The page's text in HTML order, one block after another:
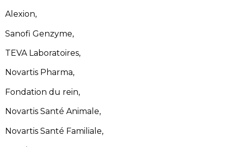
Alexion,
Sanofi Genzyme,
TEVA Laboratoires,
Novartis Pharma,
Fondation du rein,
Novartis Santé Animale,
Novartis Santé Familiale,